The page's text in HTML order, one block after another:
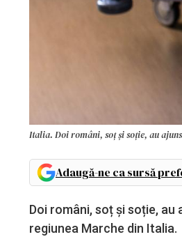
Italia. Doi români, soț și soție, au
Adaugă-ne ca sursă
Doi români, soț și soție,
regiunea Marche din Italia.